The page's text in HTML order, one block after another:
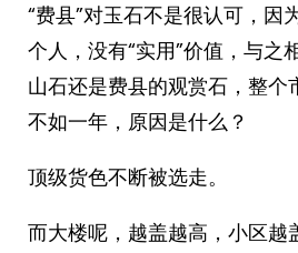
“费县”对玉石不是很认可，因
个人，没有“实用”价值，与之
山石还是费县的观赏石，整个
不如一年，原因是什么？
顶级货色不断被选走。
而大楼呢，越盖越高，小区越